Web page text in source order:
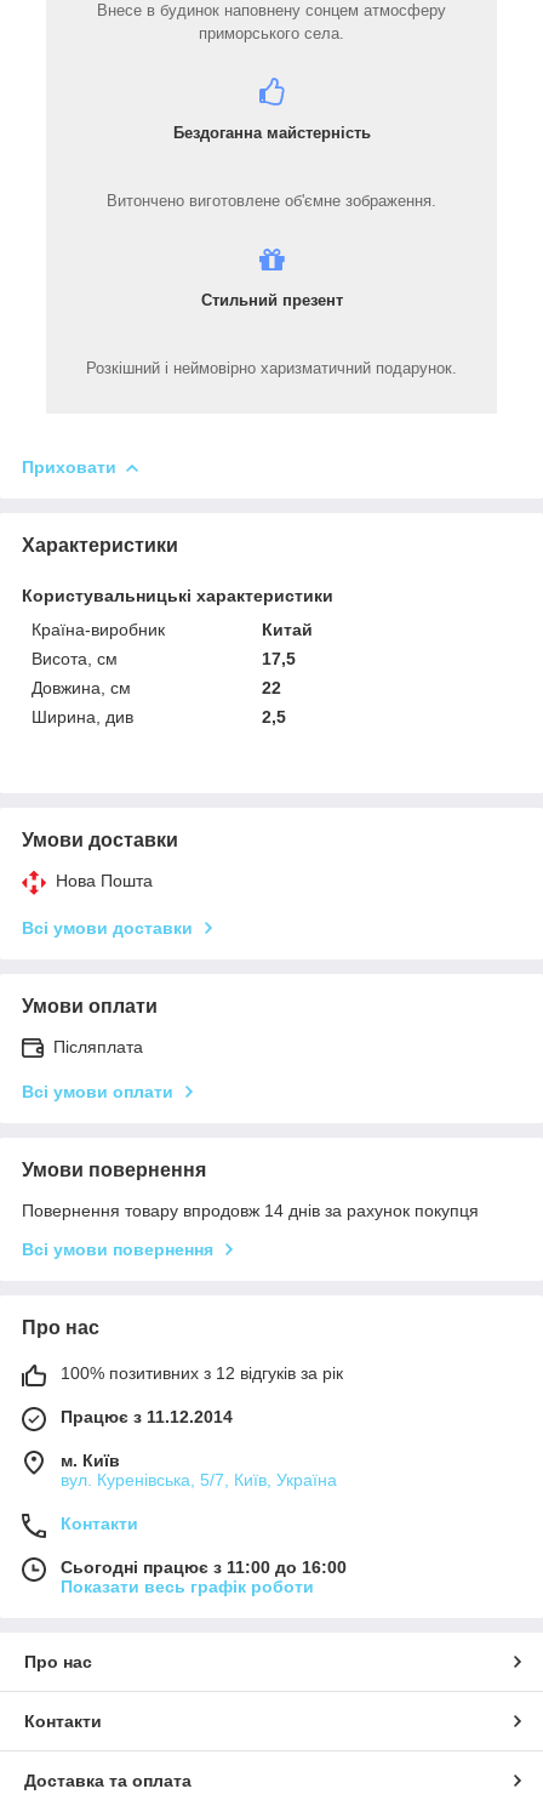
Внесе в будинок наповнену сонцем атмосферу
приморського села.
Бездоганна майстерність
Витончено виготовлене об'ємне зображення.
Стильний презент
Розкішний і неймовірно харизматичний подарунок.
Приховати
Характеристики
Користувальницькі характеристики
Країна-виробник
Китай
Висота, см
17,5
Довжина, см
22
Ширина, див
2,5
Умови доставки
Нова Пошта
Всі умови доставки
Умови оплати
Післяплата
Всі умови оплати
Умови повернення
Повернення товару впродовж 14 днів за рахунок покупця
Всі умови повернення
Про нас
100% позитивних з 12 відгуків за рік
Працює з 11.12.2014
м. Київ
вул. Куренівська, 5/7, Київ, Україна
Контакти
Сьогодні працює з 11:00 до 16:00
Показати весь графік роботи
Про нас
Контакти
Доставка та оплата